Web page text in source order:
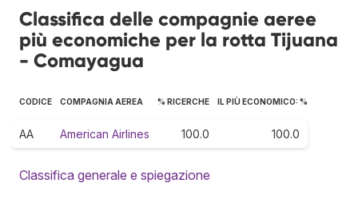
Classifica delle compagnie aeree
più economiche per la rotta Tijuana
- Comayagua
CODICE COMPAGNIA AEREA % RICERCHE IL PIÙ ECONOMICO: %
AA American Airlines 100.0 100.0
Classifica generale e spiegazione